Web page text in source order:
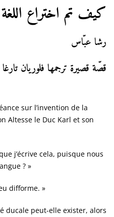
كيف تم اختراع اللغة
رشا عبّاس
قصّة قصيرة ترجمها فلوريان
sur l’invention de la
Altesse le Duc Karl et son
j’écrive cela, puisque nous
? »
difforme. »
ducale peut-elle exister, alors